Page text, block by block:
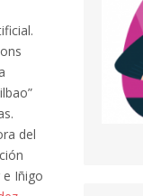
del
Iñigo